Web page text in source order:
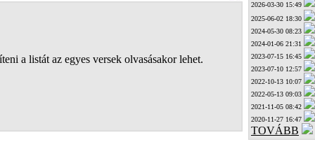
a listát az egyes versek olvasásakor lehet.
2026-03-30 15:49
2025-06-02 18:30
2024-05-30 08:23
2024-01-06 21:31
2023-07-15 16:45
2023-07-10 12:57
2022-10-13 10:07
2022-05-13 09:03
2021-11-05 08:42
2020-11-27 16:47
TOVÁBB